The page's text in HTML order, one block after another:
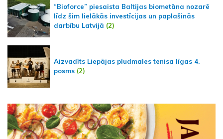
“Bioforce” piesaista Baltijas biometāna nozarē
līdz šim lielākās investīcijas un paplašinās
darbību Latvijā (2)
Aizvadīts Liepājas pludmales tenisa līgas 4.
posms (2)